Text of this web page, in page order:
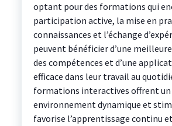
optant pour des formations qui
participation active, la mise en
connaissances et l’échange
peuvent bénéficier d’une
des compétences et d’une
efficace dans leur travail au
formations interactives offrent un
environnement dynamique et
favorise l’apprentissage continu